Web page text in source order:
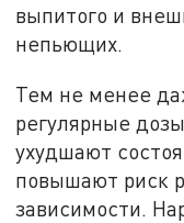
выпитого и
непьющих.
Тем не менее
регулярные
ухудшают
повышают риск
зависимости.